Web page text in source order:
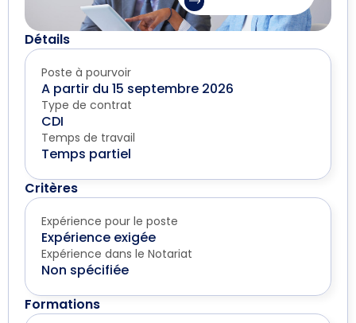
Détails
Poste à pourvoir
A partir du 15 septembre 2026
Type de contrat
CDI
Temps de travail
Temps partiel
Critères
Expérience pour le poste
Expérience exigée
Expérience dans le Notariat
Non spécifiée
Formations